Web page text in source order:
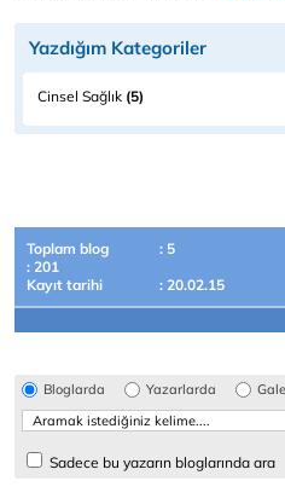
Yazdığım Kategoriler
Cinsel Sağlık (5)
Toplam blog
: 5
: 201
Kayıt tarihi
: 20.02.15
Bloglarda Yazarlarda
Sadece bu yazarın bloglarında ara